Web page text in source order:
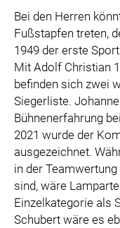
Bei den Herren
Fußstapfen treten,
1949 der erste
Mit Adolf Christian
befinden sich zwei
Siegerliste.
Bühnenerfahrung
2021 wurde der
ausgezeichnet.
in der
sind, wäre
Einzelkategorie als
Schubert wäre es